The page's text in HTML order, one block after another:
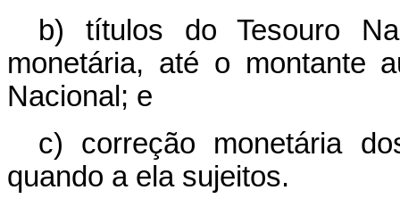
b) títulos do Tesouro
monetária, até o montante
Nacional; e
c) correção monetária
quando a ela sujeitos.